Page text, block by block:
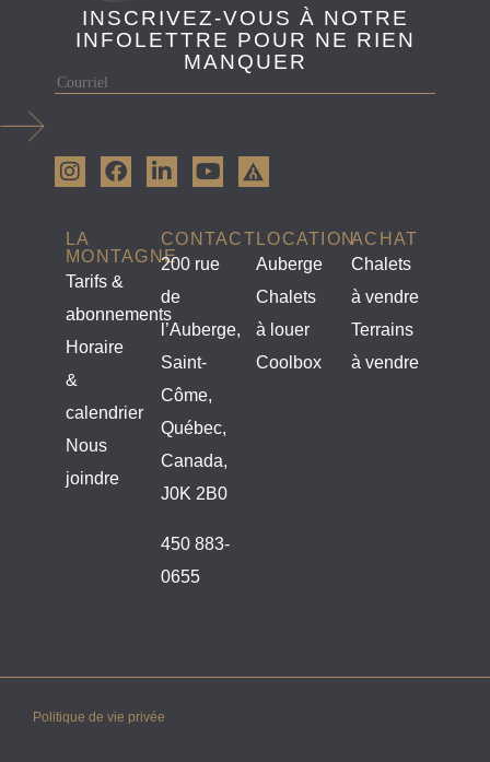
INSCRIVEZ-VOUS À NOTRE
INFOLETTRE POUR NE RIEN
MANQUER
LA
MONTAGNE
Tarifs &
abonnements
Horaire
&
calendrier
Nous
joindre
CONTACT
200 rue
de
l’Auberge,
Saint-
Côme,
Québec,
Canada,
J0K 2B0
450 883-
0655
LOCATION
Auberge
Chalets
à louer
Coolbox
ACHAT
Chalets
à vendre
Terrains
à vendre
Politique de vie privée